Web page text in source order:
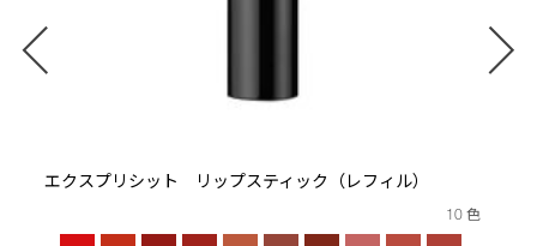
エクスプリシット リップスティック（レフィル）
10 色